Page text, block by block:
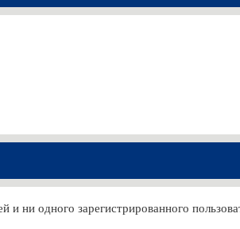
и ни одного зарегистрированного